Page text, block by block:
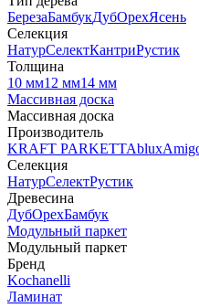
БерезаБамбукДубОрехЯсень
Селекция
НатурСелектКантриРустик
Толщина
10 мм12 мм14 мм
Массивная доска
Массивная доска
Производитель
KRAFT PARKETTAblux
Селекция
НатурСелектРустик
Древесина
ДубОрехБамбук
Модульный паркет
Модульный паркет
Бренд
Kochanelli
Ламинат